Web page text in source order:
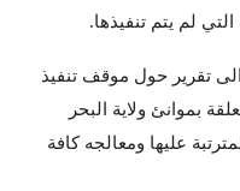
لم يتم تنفيذها.
تقرير حول موقف تنفيذ
بموانئ ولاية البحر
عليها ومعالجه كافة